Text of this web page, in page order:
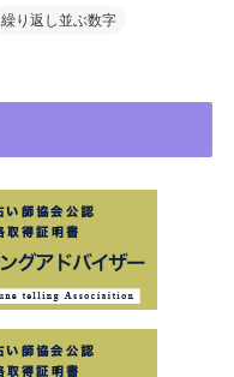
繰り返し並ぶ数字